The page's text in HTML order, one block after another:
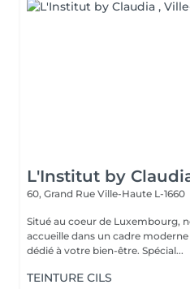
L'Institut by
60, Grand Rue Ville-Haute L-1660
Situé au coeur de Luxembourg,
accueille dans un cadre
dédié à votre bien-être. Spécial...
TEINTURE CILS